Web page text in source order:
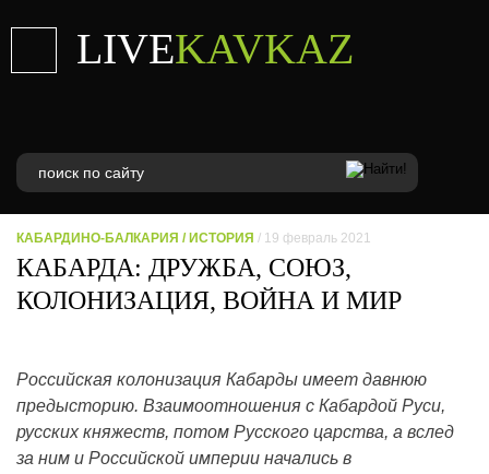
LIVEKAVKAZ
КАБАРДИНО-БАЛКАРИЯ / ИСТОРИЯ / 19 февраль 2021
КАБАРДА: ДРУЖБА, СОЮЗ,
КОЛОНИЗАЦИЯ, ВОЙНА И МИР
Российская колонизация Кабарды имеет давнюю
предысторию. Взаимоотношения с Кабардой Руси,
русских княжеств, потом Русского царства, а вслед
за ним и Российской империи начались в